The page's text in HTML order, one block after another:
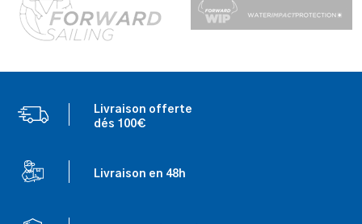
Livraison offerte
dés 100€
Livraison en 48h